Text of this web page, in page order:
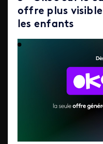
offre plus
les enfants